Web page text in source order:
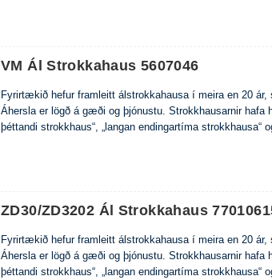
VM Ál Strokkahaus 5607046
Fyrirtækið hefur framleitt álstrokkahausa í meira en 20
Áhersla er lögð á gæði og þjónustu. Strokkhausarnir hafa
þéttandi strokkhaus“, „langan endingartíma
ZD30/ZD3202 Ál Strokkahaus
Fyrirtækið hefur framleitt álstrokkahausa í meira en 20
Áhersla er lögð á gæði og þjónustu. Strokkhausarnir hafa
þéttandi strokkhaus“, „langan endingartíma